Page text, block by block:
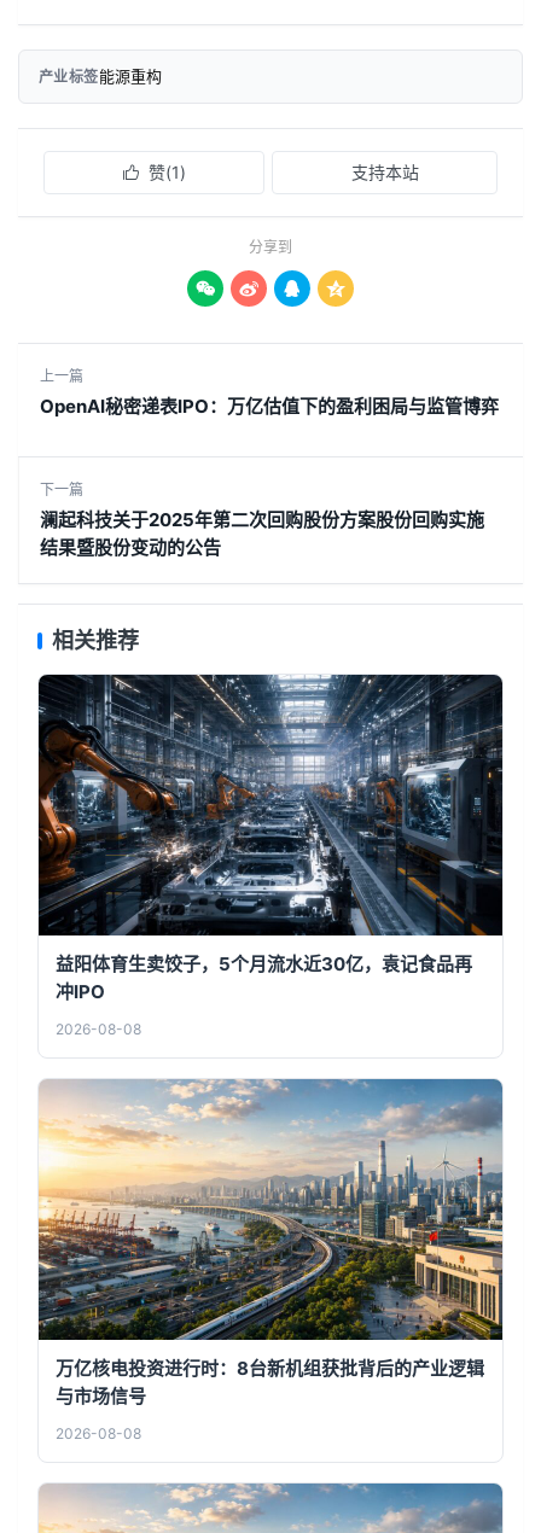
产业标签能源重构
 赞(1) 支持本站
分享到
   
上一篇
OpenAI秘密递表IPO：万亿估值下的盈利困局与监管博弈
下一篇
澜起科技关于2025年第二次回购股份方案股份回购实施
结果暨股份变动的公告
相关推荐
益阳体育生卖饺子，5个月流水近30亿，袁记食品再
冲IPO
2026-08-08
万亿核电投资进行时：8台新机组获批背后的产业逻辑
与市场信号
2026-08-08